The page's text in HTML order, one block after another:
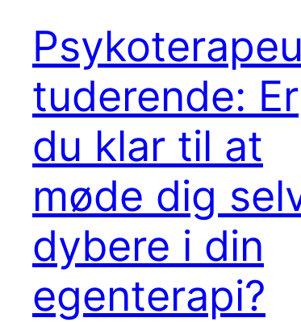
tuderende: Er
du klar til at
møde dig
dybere i din
egenterapi?